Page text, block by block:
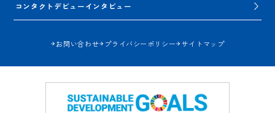
コンタクトデビューインタビュー
お問い合わせ プライバシーポリシー サイトマップ